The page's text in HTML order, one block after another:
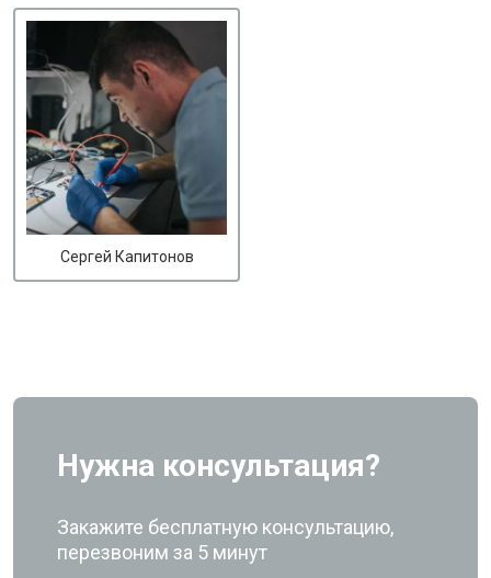
Сергей Капитонов
Нужна консультация?
Закажите бесплатную консультацию,
перезвоним за 5 минут